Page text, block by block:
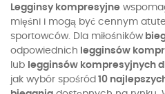
Legginsy kompresyjne
mięśni i mogą być cennym
sportowców. Dla miłośników
odpowiednich legginsów
lub legginsów kompresyjnych
jak wybór spośród 10